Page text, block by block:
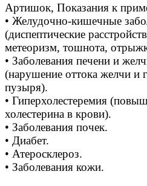
Артишок, Показания к
• Желудочно-кишечные
(диспептические
метеоризм, тошнота,
• Заболевания печени и
(нарушение оттока желчи и
пузыря).
• Гиперхолестеремия
холестерина в крови).
• Заболевания почек.
• Диабет.
• Атеросклероз.
• Заболевания кожи.